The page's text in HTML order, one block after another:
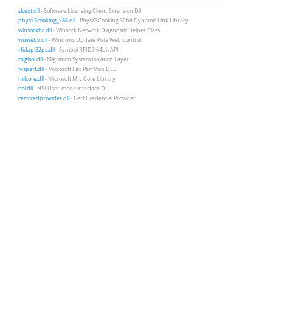
slcext.dll- Software Licensing Client Extension Dll
physx3cooking_x86.dll- PhysX3Cooking 32bit Dynamic Link Library
winsockhc.dll- Winsock Network Diagnostic Helper Class
wuwebv.dll- Windows Update Vista Web Control
rfidapi32pc.dll- Symbol RFID3 64bit API
migisol.dll- Migration System Isolation Layer
fxsperf.dll- Microsoft Fax PerfMon DLL
milcore.dll- Microsoft MIL Core Library
nsi.dll- NSI User-mode interface DLL
certcredprovider.dll- Cert Credential Provider